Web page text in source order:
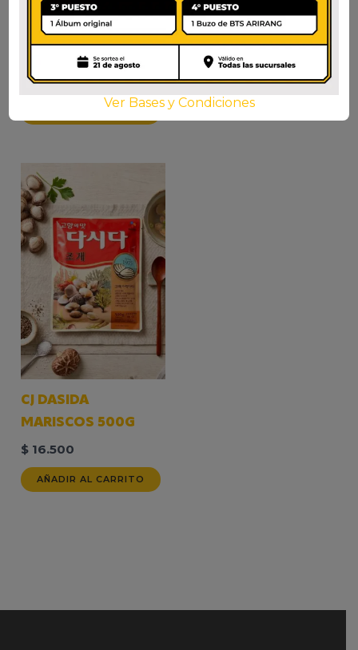
YUKGEJANG SOPA
500 G – SOPA
PICANTE DE RES
$12.400
ENTREFINA 500G
$12.500
AÑADIR AL CARRITO
CJ DASIDA
MARISCOS 500G
$ 16.500
AÑADIR AL CARRITO
Ver Bases y Condiciones